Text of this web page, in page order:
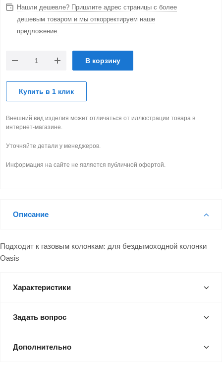
Нашли дешевле? Пришлите адрес страницы с более
дешевым товаром и мы откорректируем наше
предложение.
В корзину
Купить в 1 клик
Внешний вид изделия может отличаться от иллюстрации товара в
интернет-магазине.
Уточняйте детали у менеджеров.
Информация на сайте не является публичной офертой.
Описание
Подходит к газовым колонкам: для бездымоходной колонки
Oasis
Характеристики
Задать вопрос
Дополнительно